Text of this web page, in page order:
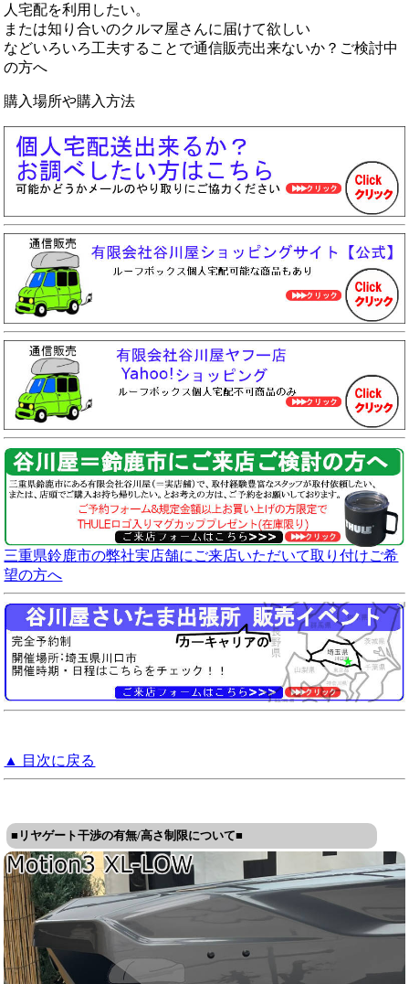
人宅配を利用したい。
または知り合いのクルマ屋さんに届けて欲しい
などいろいろ工夫することで通信販売出来ないか？ご検討中
の方へ
購入場所や購入方法
三重県鈴鹿市の弊社実店舗にご来店いただいて取り付けご希
望の方へ
▲ 目次に戻る
■リヤゲート干渉の有無/高さ制限について■